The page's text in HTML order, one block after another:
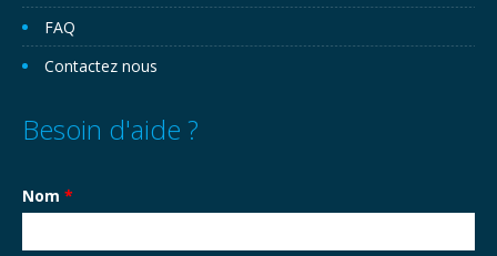
FAQ
Contactez nous
Besoin d'aide ?
Nom *